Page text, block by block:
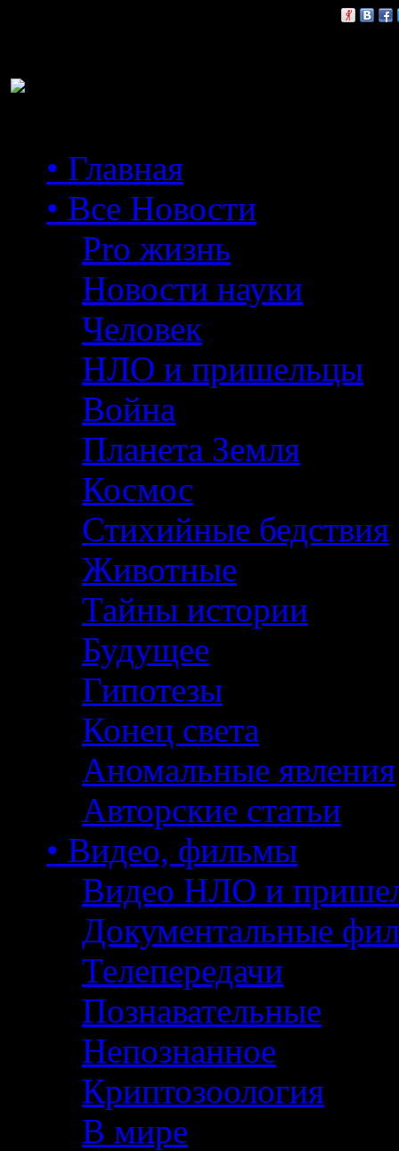
• Главная
• Все Новости
Pro жизнь
Новости науки
Человек
НЛО и пришельцы
Война
Планета Земля
Космос
Стихийные бедствия
Животные
Тайны истории
Будущее
Гипотезы
Конец света
Аномальные явления
Авторские статьи
• Видео, фильмы
Видео НЛО и
Документальные
Телепередачи
Познавательные
Непознанное
Криптозоология
В мире